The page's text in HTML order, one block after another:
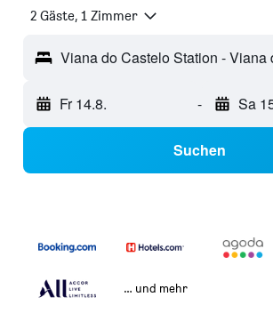
2 Gäste, 1 Zimmer
Fr 14.8. - Sa
Suchen
… und mehr